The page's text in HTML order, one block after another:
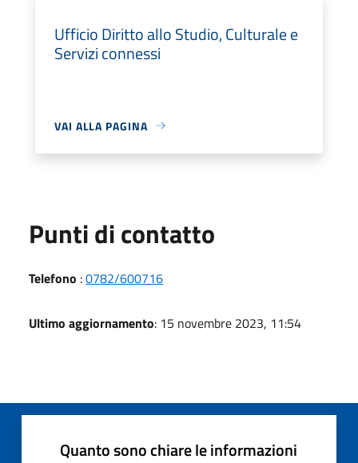
Ufficio Diritto allo Studio, Culturale e
Servizi connessi
VAI ALLA PAGINA
Punti di contatto
Telefono :0782/600716
Ultimo aggiornamento: 15 novembre 2023, 11:54
Quanto sono chiare le informazioni